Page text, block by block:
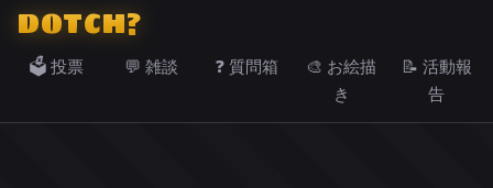
DOTCH?
🗳️ 投票 💬 雑談 ❓ 質問箱
🎨 お絵描
き
📝 活動報
告